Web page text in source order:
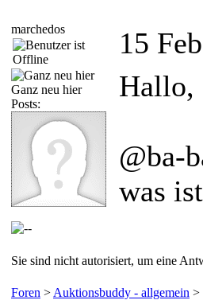
marchedos
Ganz neu hier
Posts:
15
Hallo,
@ba-
was
Sie sind nicht autorisiert, um eine
Foren > Auktionsbuddy - allgemein >